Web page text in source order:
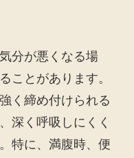
分が悪くなる場
ことがあります。
く締め付けられる
深く呼吸しにくく
特に、満腹時、便